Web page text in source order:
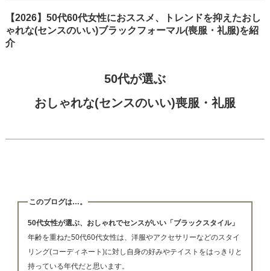
【2026】50代60代女性におススメ、トレンドを抑えたおし
ゃれな(センスのいい)ブラックフォーマル(喪服・礼服)を紹
介
50代が選ぶ
おしゃれな(センスのいい)喪服・礼服
このブログは…。
50代女性が選ぶ、おしゃれでセンスがいい「ブラックスタイル」
年齢を重ねた50代60代女性は、洋服やアクセサリーなどのスタイ
リング(コーディネート)に対し自身の好みやテイストをはっきりと
持っている年代だと思います。